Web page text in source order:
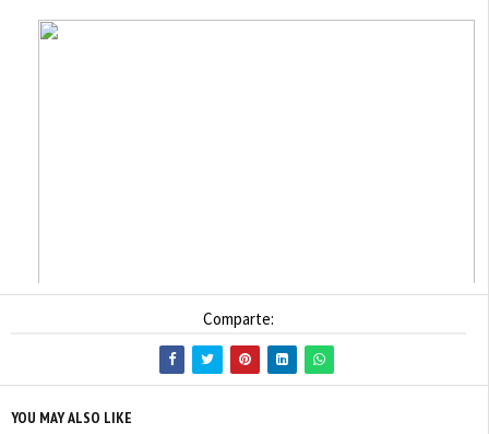
Comparte:
YOU MAY ALSO LIKE